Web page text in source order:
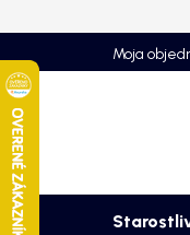
na
obsah
Moja